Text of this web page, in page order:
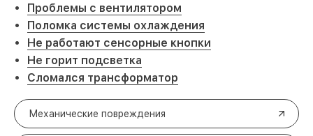
Проблемы с вентилятором
Поломка системы охлаждения
Не работают сенсорные кнопки
Не горит подсветка
Сломался трансформатор
Механические повреждения